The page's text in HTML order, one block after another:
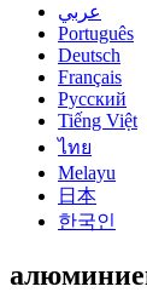
عربي
Português
Deutsch
Français
Русский
Tiếng Việt
ไทย
Melayu
日本
한국인